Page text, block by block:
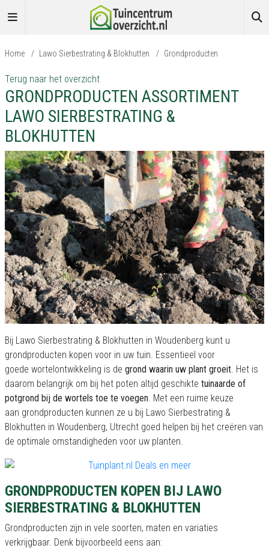
Home / Lawo Sierbestrating & Blokhutten / Grondproducten
Terug naar het overzicht
GRONDPRODUCTEN ASSORTIMENT
LAWO SIERBESTRATING &
BLOKHUTTEN
Bij Lawo Sierbestrating & Blokhutten in Woudenberg kunt u
grondproducten kopen voor in uw tuin. Essentieel voor
goede wortelontwikkeling is de grond waarin uw plant groeit . Het is
daarom belangrijk om bij het poten altijd geschikte tuinaarde of
potgrond bij de wortels toe te voegen . Met een ruime keuze
aan grondproducten kunnen ze u bij Lawo Sierbestrating &
Blokhutten in Woudenberg, Utrecht goed helpen bij het creëren van
de optimale omstandigheden voor uw planten.
GRONDPRODUCTEN KOPEN BIJ LAWO
SIERBESTRATING & BLOKHUTTEN
Grondproducten zijn in vele soorten, maten en variaties
verkrijgbaar. Denk bijvoorbeeld eens aan: